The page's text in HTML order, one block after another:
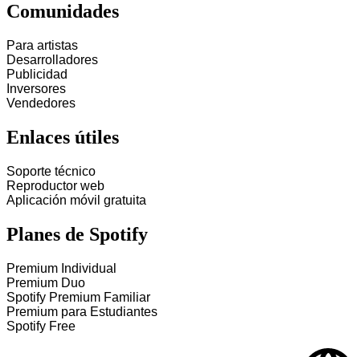
Comunidades
Para artistas
Desarrolladores
Publicidad
Inversores
Vendedores
Enlaces útiles
Soporte técnico
Reproductor web
Aplicación móvil gratuita
Planes de Spotify
Premium Individual
Premium Duo
Spotify Premium Familiar
Premium para Estudiantes
Spotify Free